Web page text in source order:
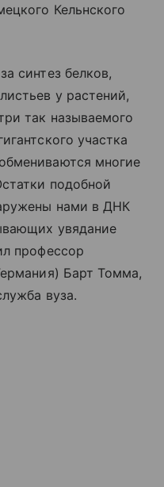
Кельнского
синтез белков,
у растений,
так называемого
участка
многие
подобной
нами в ДНК
увядание
профессор
Барт Томма,
вуза.